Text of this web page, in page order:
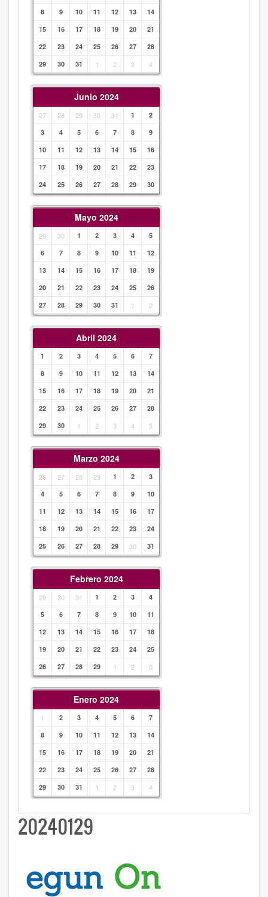
8
9 10 11 12 13
14
15
16 17 18 19 20
21
22
23 24 25 26 27
28
29
30 31 1 2 3 4
Junio 2024
27 28 29 30 31 1
2
3
4 5 6 7 8
9
10
11 12 13 14 15
16
17
18 19 20 21 22
23
24
25 26 27 28 29 30
Mayo 2024
29 30 1 2 3 4
5
6
7 8 9 10 11
12
13
14 15 16 17 18
19
20
21 22 23 24 25
26
27
28 29 30 31 1 2
Abril 2024
1 2 3 4 5 6
7
8
9 10 11 12 13
14
15
16 17 18 19 20
21
22
23 24 25 26 27
28
29
30 1 2 3 4 5
Marzo 2024
26 27 28 29 1 2
3
4
5 6 7 8 9
10
11
12 13 14 15 16
17
18
19 20 21 22 23
24
25
26 27 28 29 30 31
Febrero 2024
29 30 31 1 2 3
4
5
6 7 8 9 10
11
12
13 14 15 16 17
18
19
20 21 22 23 24
25
26
27 28 29 1 2 3
Enero 2024
1 2 3 4 5 6
7
8
9 10 11 12 13
14
15
16 17 18 19 20
21
22
23 24 25 26 27
28
29
30 31 1 2 3 4
20240129